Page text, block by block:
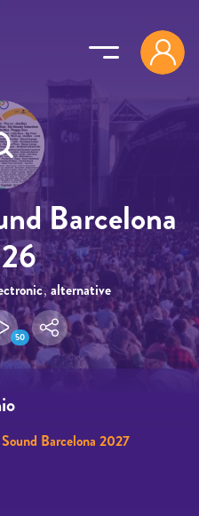
Barcelona
,alternative
50
Barcelona 2027